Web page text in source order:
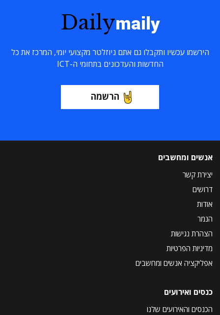
Dailymaily
הירשמו עכשיו ותקבלו גם אתם ניוזלטר מקצועי יומי, המרכז את כל
החדשות והעדכונים בתחומי ה-ICT
הרשמה
אנשים ומחשבים
יצירת קשר
דרושים
אודות
הנמר
הצהרת נגישות
מדיניות הפרטיות
אפליקציה אנשים ומחשבים
כנסים ואירועים
הכנסים והאירועים שלנו